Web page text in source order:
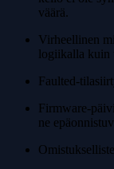
väärä.
Virheellinen
logiikalla kuin
Faulted-
Firmware-
ne